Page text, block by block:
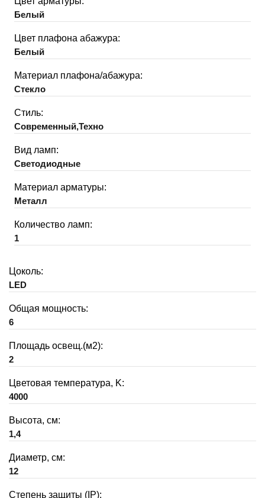
Белый
Цвет плафона абажура:
Белый
Материал плафона/абажура:
Стекло
Стиль:
Современный,Техно
Вид ламп:
Светодиодные
Материал арматуры:
Металл
Количество ламп:
1
Цоколь:
LED
Общая мощность:
6
Площадь освещ.(м2):
2
Цветовая температура, K:
4000
Высота, см:
1,4
Диаметр, см:
12
Степень защиты (IP):